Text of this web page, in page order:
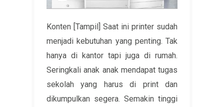
Konten [Tampil] Saat ini printer sudah
menjadi kebutuhan yang penting. Tak
hanya di kantor tapi juga di rumah.
Seringkali anak anak mendapat tugas
sekolah yang harus di print dan
dikumpulkan segera. Semakin tinggi